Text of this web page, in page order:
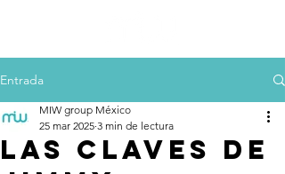
Entrada
Las claves de
MIW group México
25 mar 2025 3 min de lectura